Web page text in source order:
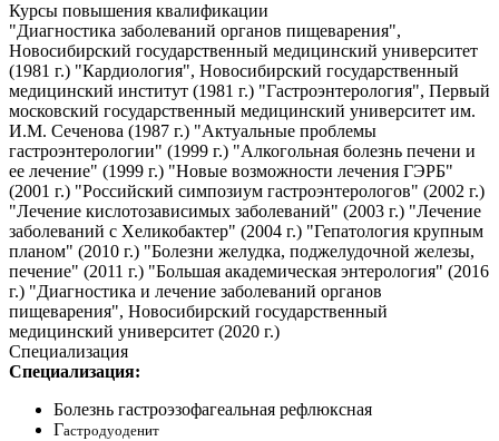
Курсы повышения квалификации
"Диагностика заболеваний органов пищеварения",
Новосибирский государственный медицинский университет
(1981 г.) "Кардиология", Новосибирский государственный
медицинский институт (1981 г.) "Гастроэнтерология", Первый
московский государственный медицинский университет им.
И.М. Сеченова (1987 г.) "Актуальные проблемы
гастроэнтерологии" (1999 г.) "Алкогольная болезнь печени и
ее лечение" (1999 г.) "Новые возможности лечения ГЭРБ"
(2001 г.) "Российский симпозиум гастроэнтерологов" (2002 г.)
"Лечение кислотозависимых заболеваний" (2003 г.) "Лечение
заболеваний с Хеликобактер" (2004 г.) "Гепатология крупным
планом" (2010 г.) "Болезни желудка, поджелудочной железы,
печение" (2011 г.) "Большая академическая энтерология" (2016
г.) "Диагностика и лечение заболеваний органов
пищеварения", Новосибирский государственный
медицинский университет (2020 г.)
Специализация
Специализация:
Болезнь гастроэзофагеальная рефлюксная
Гастродуоденит